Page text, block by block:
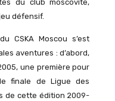
du club moscovite,
défensif.
CSKA Moscou s’est
aventures : d’abord,
une première pour
finale de Ligue des
de cette édition 2009-